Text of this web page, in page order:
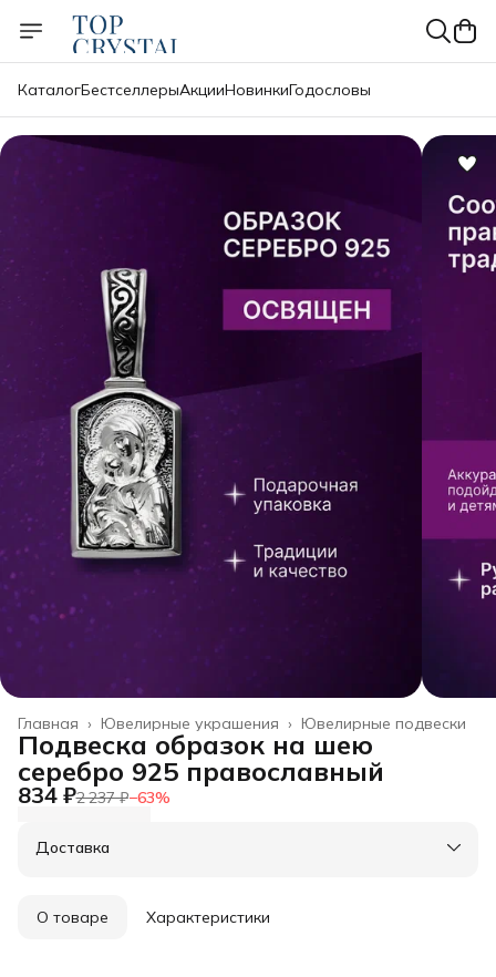
КаталогБестселлерыАкцииНовинкиГодословы
Ювелирные подвески
Ювелирные украшения ›
Главная ›
Подвеска образок на шею
серебро 925 православный
834 ₽2 237 ₽−63%
Доставка
О товаре Характеристики